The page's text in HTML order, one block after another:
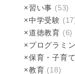
×習い事 (53)
×中学受験
×道徳教育 (6)
×プログラミ
×保育・子育て
×教育 (18)